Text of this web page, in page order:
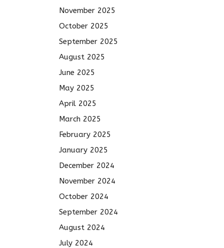
November 2025
October 2025
September 2025
August 2025
June 2025
May 2025
April 2025
March 2025
February 2025
January 2025
December 2024
November 2024
October 2024
September 2024
August 2024
July 2024